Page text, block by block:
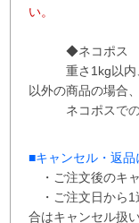
い。
◆ネコポス
重さ1kg以内
以外の商品の場合、
ネコポスで
■キャンセル・返品
・ご注文後のキ
・ご注文日から1
合はキャンセル扱